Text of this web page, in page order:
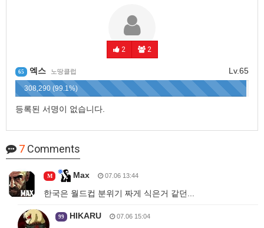
2 2
Lv.65
65 엑스 노땅클럽
308,290 (99.1%)
등록된 서명이 없습니다.
7 Comments
M Max 07.06 13:44
한국은 월드컵 분위기 짜게 식은거 같던...
99 HIKARU 07.06 15:04